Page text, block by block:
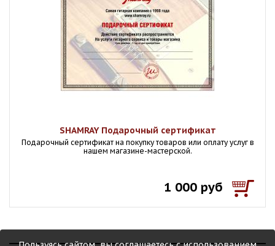
SHAMRAY Подарочный сертификат
Подарочный сертификат на покупку товаров или оплату услуг в
нашем магазине-мастерской.
1 000 руб